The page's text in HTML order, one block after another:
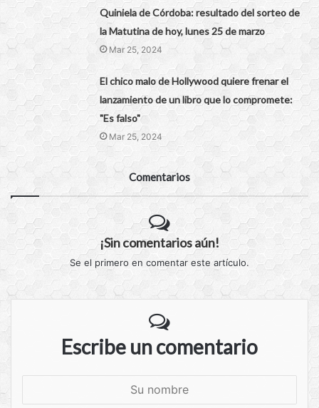
Quiniela de Córdoba: resultado del sorteo de
la Matutina de hoy, lunes 25 de marzo
Mar 25, 2024
El chico malo de Hollywood quiere frenar el
lanzamiento de un libro que lo compromete:
"Es falso"
Mar 25, 2024
Comentarios
¡Sin comentarios aún!
Se el primero en comentar este artículo.
Escribe un comentario